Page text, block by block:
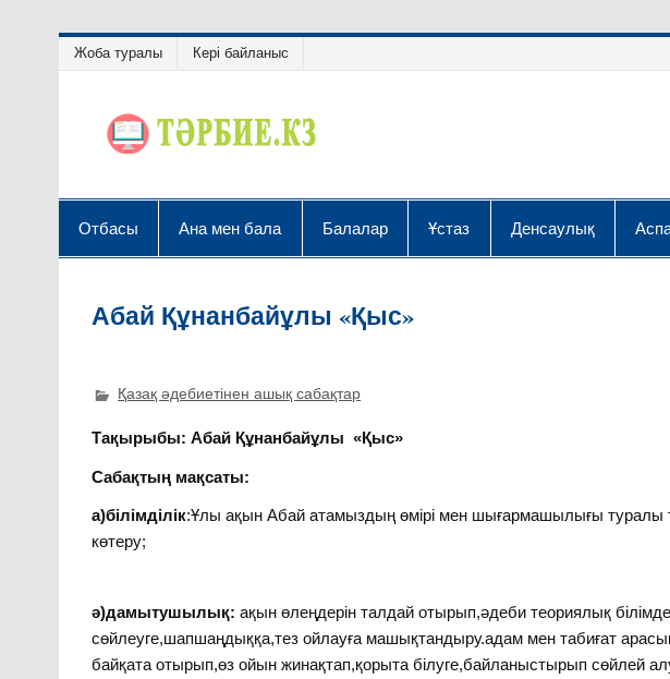
Жоба туралы Кері байланыс
Отбасы Ана мен бала Балалар Ұстаз Денсаулық
Абай Құнанбайұлы «Қыс»
Қазақ әдебиетінен ашық сабақтар
Тақырыбы: Абай Құнанбайұлы «Қыс»
Сабақтың мақсаты:
а)білімділік:Ұлы ақын Абай атамыздың өмірі мен шығармашылығы туралы
көтеру;
ә)дамытушылық: ақын өлеңдерін талдай отырып,әдеби теориялық
сөйлеуге,шапшаңдыққа,тез ойлауға машықтандыру.адам мен табиғат
байқата отырып,өз ойын жинақтап,қорыта білуге,байланыстырып сөйлей